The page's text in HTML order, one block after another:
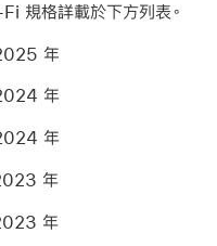
規格詳載於下方列表。
年
年
年
年
年